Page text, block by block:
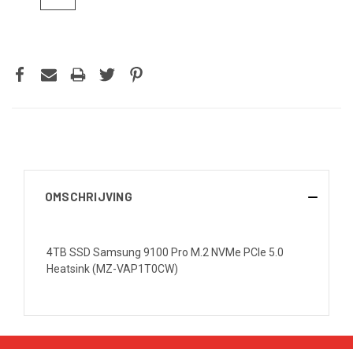
OMSCHRIJVING
4TB SSD Samsung 9100 Pro M.2 NVMe PCIe 5.0
Heatsink (MZ-VAP1T0CW)